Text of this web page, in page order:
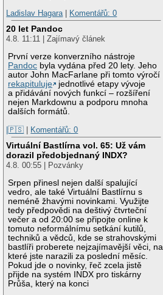
Ladislav Hagara | Komentářů: 0
20 let Pandoc
4.8. 11:11 | Zajímavý článek
První verze konverzního nástroje
Pandoc byla vydána před 20 lety. Jeho
autor John MacFarlane při tomto výročí
rekapituluje
jednotlivé etapy vývoje
a přidávání nových funkcí – rozšíření
nejen Markdownu a podporu mnoha
dalších formátů.
|🇵🇸 | Komentářů: 0
Virtuální Bastlírna vol. 65: Už vám
dorazil předobjednaný INDX?
4.8. 00:55 | Pozvánky
Srpen přinesl nejen další spalující
vedro, ale také Virtuální Bastlírnu s
neméně žhavými novinkami. Využijte
tedy předpovědi na deštivý čtvrteční
večer a od 20:00 se připojte online k
tomuto neformálnímu setkání kutilů,
techniků a vědců, kde se strahovskými
bastlíři proberete nejzajímavější věci, na
které jste narazili za poslední měsíc.
Pokud jde o novinky, řeč zcela jistě
přijde na systém INDX pro tiskárny
Průša, který na konci